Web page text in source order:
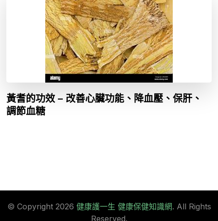
黃耆的功效 – 改善心臟功能、降血壓、保肝、
調節血糖
© Copyright 2026 健康護一生 健康保健知識網. All Rights
Reserved.